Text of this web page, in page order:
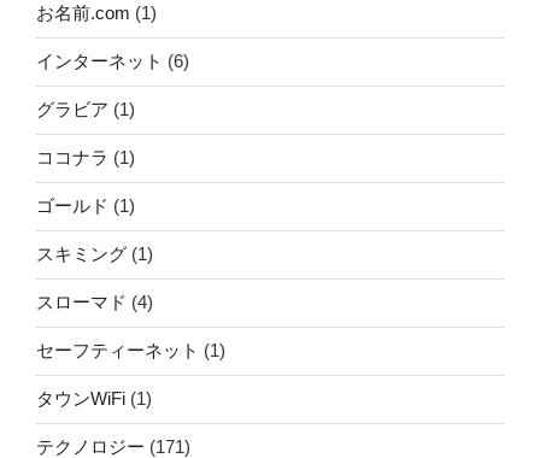
お名前.com (1)
インターネット (6)
グラビア (1)
ココナラ (1)
ゴールド (1)
スキミング (1)
スローマド (4)
セーフティーネット (1)
タウンWiFi (1)
テクノロジー (171)